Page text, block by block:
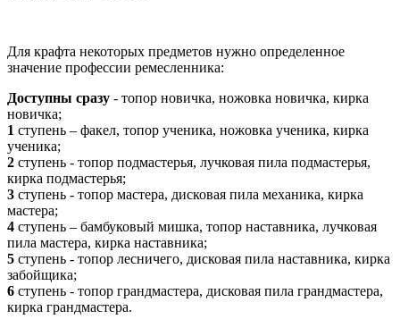
Для крафта некоторых предметов нужно определенное
значение профессии ремесленника:
Доступны сразу - топор новичка, ножовка новичка, кирка
новичка;
1 ступень – факел, топор ученика, ножовка ученика, кирка
ученика;
2 ступень - топор подмастерья, лучковая пила подмастерья,
кирка подмастерья;
3 ступень - топор мастера, дисковая пила механика, кирка
мастера;
4 ступень – бамбуковый мишка, топор наставника, лучковая
пила мастера, кирка наставника;
5 ступень - топор лесничего, дисковая пила наставника, кирка
забойщика;
6 ступень - топор грандмастера, дисковая пила грандмастера,
кирка грандмастера.